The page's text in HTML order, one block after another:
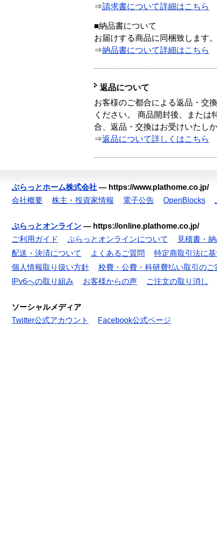
⇒請求書について詳細はこちら
■納品書について
お届けする商品に同梱致します。
⇒納品書について詳細はこちら
返品について
お客様のご都合による返品・交
ください。 商品開封後、または
合、返品・交換はお受けいたし
⇒返品について詳しくはこちら
ぷらっとホーム株式会社 — https://www.plathome.co.jp/
会社概要
株主・投資家情報 電子公告 OpenBlocks
ぷらっとオンライン — https://online.plathome.co.jp/
ご利用ガイド
ぷらっとオンラインについて
見積書・
配送・決済について
よくあるご質問
特定商取引法に
個人情報取り扱い方針
校費・公費・科研費払い取引のご
IPv6への取り組み
お客様からの声 ご注文の取り消し
ソーシャルメディア
Twitter公式アカウント
Facebook公式ページ